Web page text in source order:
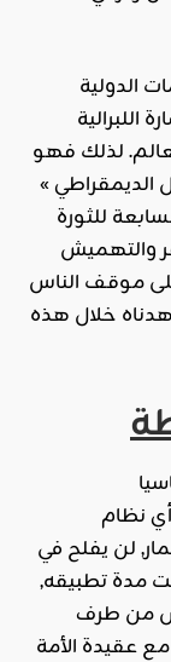
لذلك فهو
الديمقراطي »
للثورة
والتهميش
موقف الناس
خلال هذه
نظام
لن يفلح في
مدة تطبيقه,
من طرف
عقيدة الأمة